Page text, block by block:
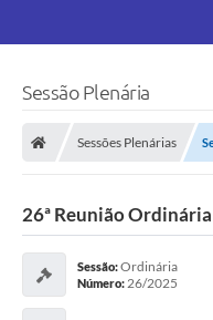
Sessão Plenária
Sessões Plenárias
26ª Reunião Ordinária
Sessão:Ordinária
Número:26/2025